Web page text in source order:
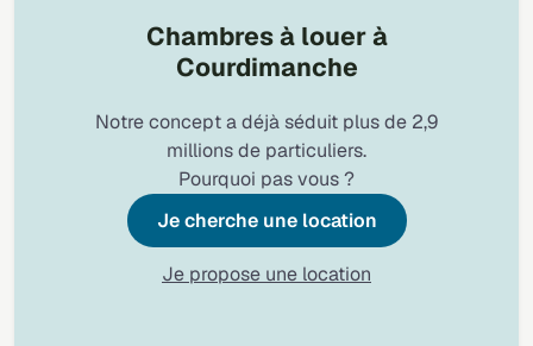
Chambres à louer à
Courdimanche
Notre concept a déjà séduit plus de 2,9
millions de particuliers.
Pourquoi pas vous ?
Je cherche une location
Je propose une location